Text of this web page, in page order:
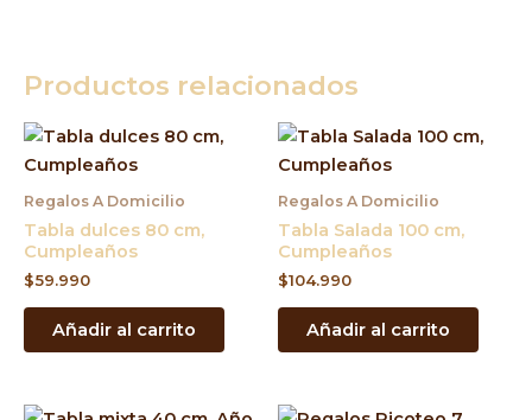
Productos relacionados
Regalos A Domicilio
Tabla dulces 80 cm,
Cumpleaños
$59.990
Añadir al carrito
Regalos A Domicilio
Tabla Salada 100 cm,
Cumpleaños
$104.990
Añadir al carrito